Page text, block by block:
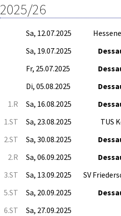
2025/26
Sa, 12.07.2025
Sa, 19.07.2025
Fr, 25.07.2025
Di, 05.08.2025
1.R
Sa, 16.08.2025
1.ST
Sa, 23.08.2025 TUS
2.ST
Sa, 30.08.2025
2.R
Sa, 06.09.2025
3.ST
Sa, 13.09.2025 SV
5.ST
Sa, 20.09.2025
6.ST
Sa, 27.09.2025